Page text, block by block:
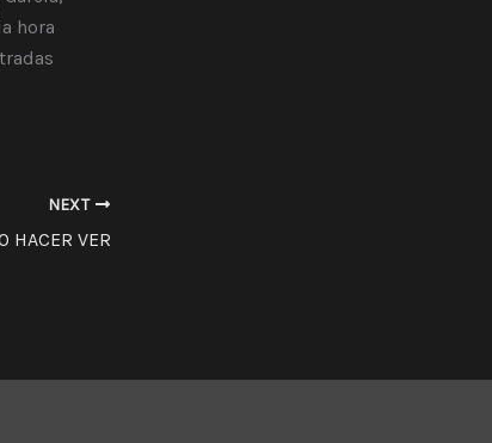
hora
NEXT
HACER VER